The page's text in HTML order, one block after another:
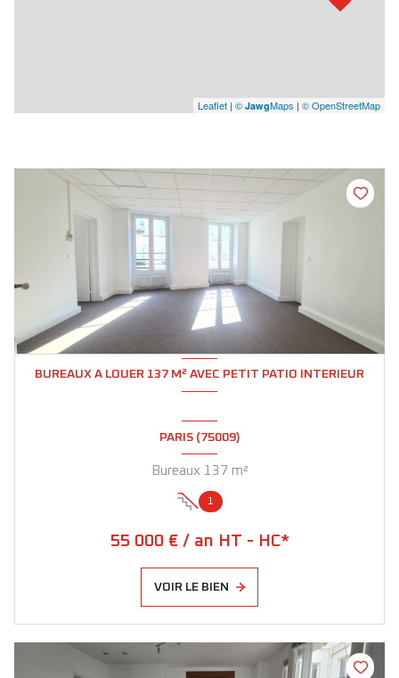
Leaflet | © JawgMaps | © OpenStreetMap
BUREAUX A LOUER 137 M² AVEC PETIT PATIO INTERIEUR
PARIS (75009)
Bureaux 137 m²
1
55 000 € / an HT - HC*
VOIR LE BIEN